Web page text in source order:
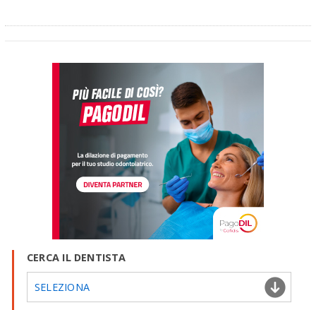
CERCA IL DENTISTA
SELEZIONA